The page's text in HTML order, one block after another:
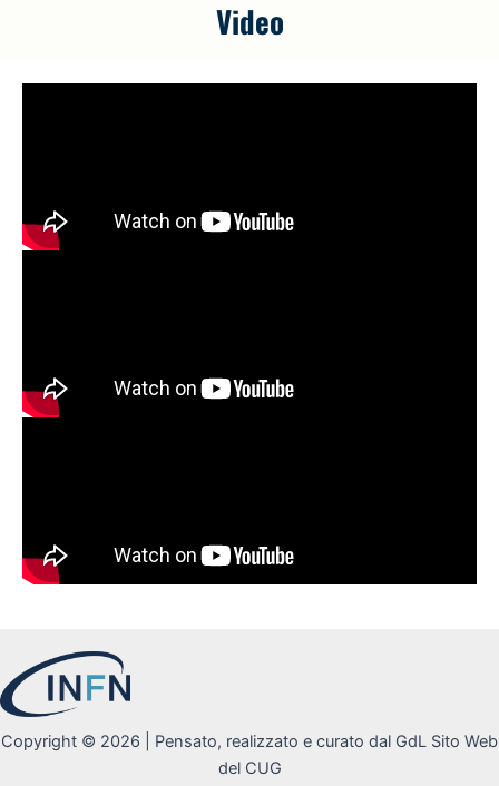
Video
Copyright © 2026 | Pensato, realizzato e curato dal GdL Sito Web
del CUG